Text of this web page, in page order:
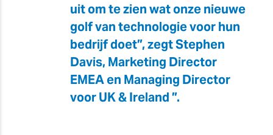
uit om te zien wat onze nieuwe
golf van technologie voor hun
bedrijf doet”, zegt Stephen
Davis, Marketing Director
EMEA en Managing Director
voor UK & Ireland ”.